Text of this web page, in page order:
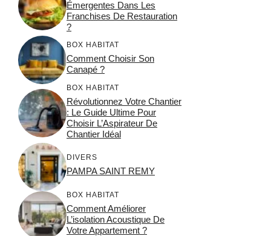
Émergentes Dans Les
Franchises De Restauration
?
BOX HABITAT
Comment Choisir Son
Canapé ?
BOX HABITAT
Révolutionnez Votre Chantier
: Le Guide Ultime Pour
Choisir L’Aspirateur De
Chantier Idéal
DIVERS
PAMPA SAINT REMY
BOX HABITAT
Comment Améliorer
L’isolation Acoustique De
Votre Appartement ?